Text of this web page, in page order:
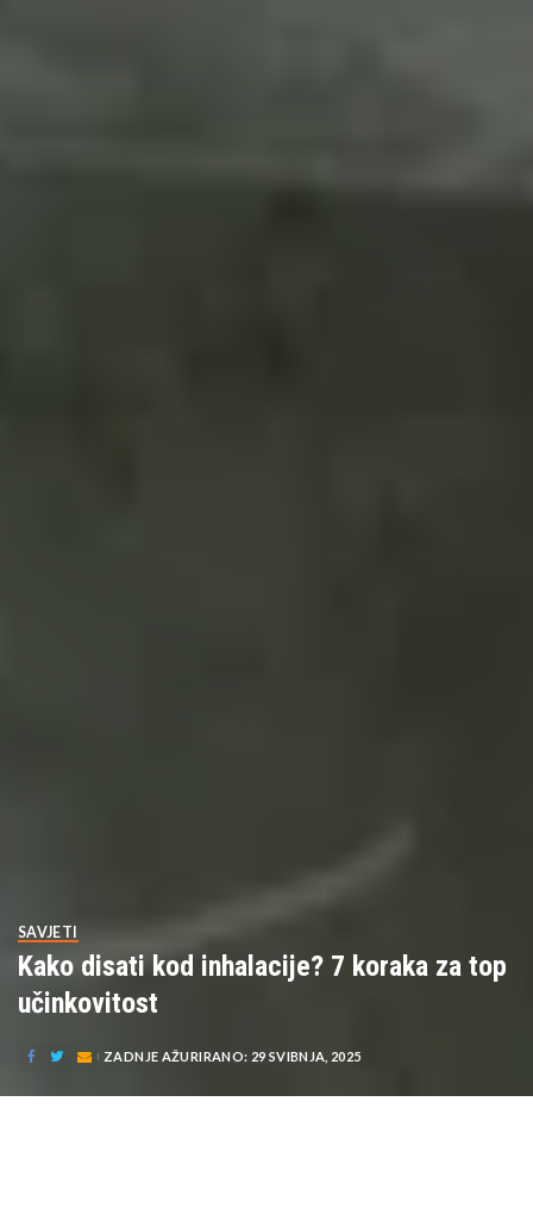
SAVJETI
Kako disati kod inhalacije? 7 koraka za top
učinkovitost
ZADNJE AŽURIRANO: 29 SVIBNJA, 2025